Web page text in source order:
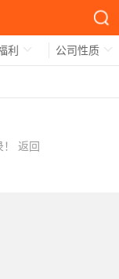
利 公司性质
返回